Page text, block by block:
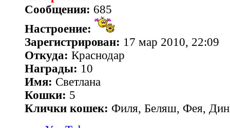
Сообщения: 685
Настроение:
Зарегистрирован: 17 мар 2010, 22:09
Откуда: Краснодар
Награды: 10
Имя: Светлана
Кошки: 5
Клички кошек: Филя, Беляш, Фея,